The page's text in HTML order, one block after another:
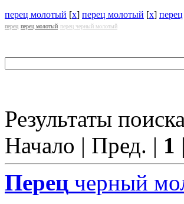
перец молотый [x] перец молотый [x] перец
перец перец молотый перец черный молотый
Результаты
Начало | Пред. | 1
Перец черный